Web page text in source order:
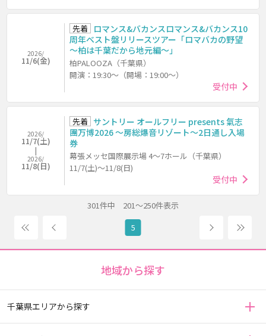
2026/
11/6(金)
先着
ロマンス&バカンスロマンス&バカンス10
周年ベスト盤リリースツアー「ロマバカの野望
～柏は千葉だから地元編～」
柏PALOOZA（千葉県）
開演：19:30～（開場：19:00～）
受付中
2026/
11/7(土)
2026/
11/8(日)
先着 サントリー オールフリー presents 氣志
團万博2026 ～房総爆音リゾート～2日通し入場
券
幕張メッセ国際展示場 4～7ホール（千葉県）
11/7(土)～11/8(日)
受付中
301件中 201～250件表示
5
次へ
地域から探す
千葉県エリアから探す